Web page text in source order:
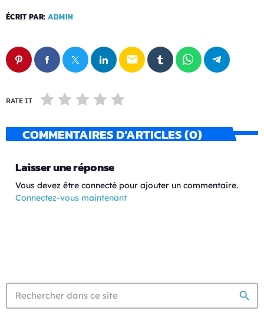
ÉCRIT PAR: ADMIN
email
RATE IT
COMMENTAIRES D’ARTICLES (0)
Laisser une réponse
Vous devez être connecté pour ajouter un commentaire.
Connectez-vous maintenant
search